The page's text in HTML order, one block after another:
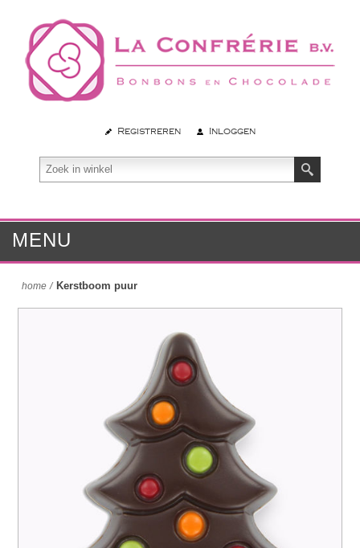
Registreren Inloggen
MENU
home / Kerstboom puur